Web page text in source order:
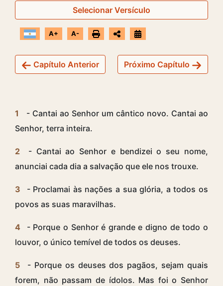
Selecionar Versículo
A+ A-
Capítulo Anterior Próximo Capítulo
1
- Cantai ao Senhor um cântico novo. Cantai ao
Senhor, terra inteira.
2
- Cantai ao Senhor e bendizei o seu nome,
anunciai cada dia a salvação que ele nos trouxe.
3
- Proclamai às nações a sua glória, a todos os
povos as suas maravilhas.
4
- Porque o Senhor é grande e digno de todo o
louvor, o único temível de todos os deuses.
5
- Porque os deuses dos pagãos, sejam quais
forem, não passam de ídolos. Mas foi o Senhor